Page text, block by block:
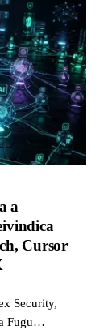
a
Cursor
Security,
Fugu